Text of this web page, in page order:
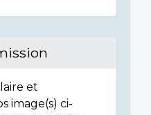
et
image(s) ci-